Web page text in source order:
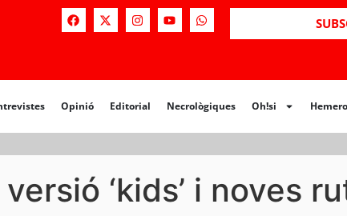
Opinió Editorial Necrològiques Oh!si
Opinió Editorial Necrològiques Hemeroteca
‘kids’ i noves